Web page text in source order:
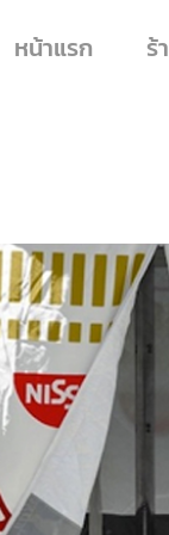
หน้าแรก ร้